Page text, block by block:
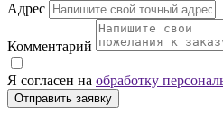
Адрес
Комментарий
Я согласен на обработку
Отправить заявку